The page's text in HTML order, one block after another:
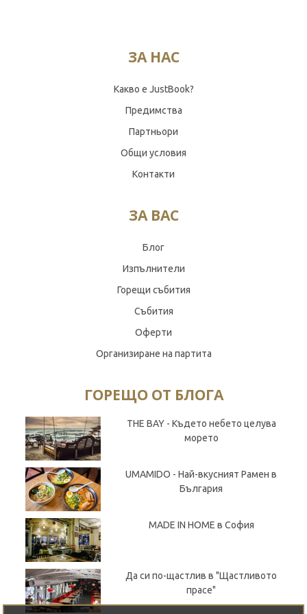
ЗА НАС
Какво е JustBook?
Предимства
Партньори
Общи условия
Контакти
ЗА ВАС
Блог
Изпълнители
Горещи събития
Събития
Оферти
Организиране на партита
ГОРЕЩО ОТ БЛОГА
THE BAY - Където небето целува
морето
UMAMIDO - Най-вкусният Рамен в
България
MADE IN HOME в София
Да си по-щастлив в "Щастливото
прасе"